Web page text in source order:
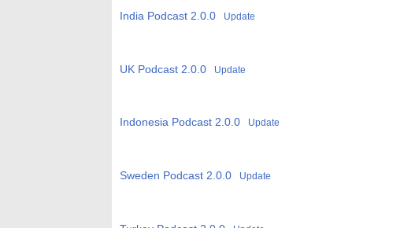
India Podcast 2.0.0
Update
UK Podcast 2.0.0
Update
Indonesia Podcast 2.0.0
Update
Sweden Podcast 2.0.0
Update